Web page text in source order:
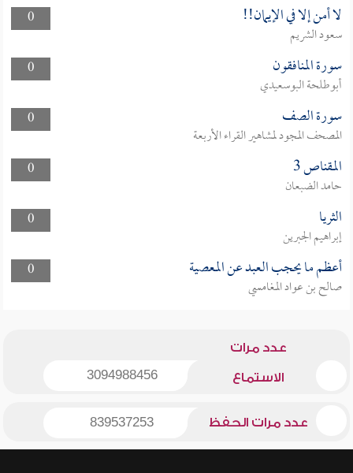
0
لا أمن إلا في الإيمان!!
سعود الشريم
0
سورة المنافقون
أبوطلحة البوسعيدي
0
سورة الصف
المصحف المجود لمشاهير القراء الأربعة
0
المقناص 3
حامد الضبعان
0
الثريا
إبراهيم الجبرين
0
أعظم ما يحجب العبد عن المعصية
صالح بن عواد المغامسي
عدد مرات
الاستماع 3094988456
عدد مرات الحفظ 839537253